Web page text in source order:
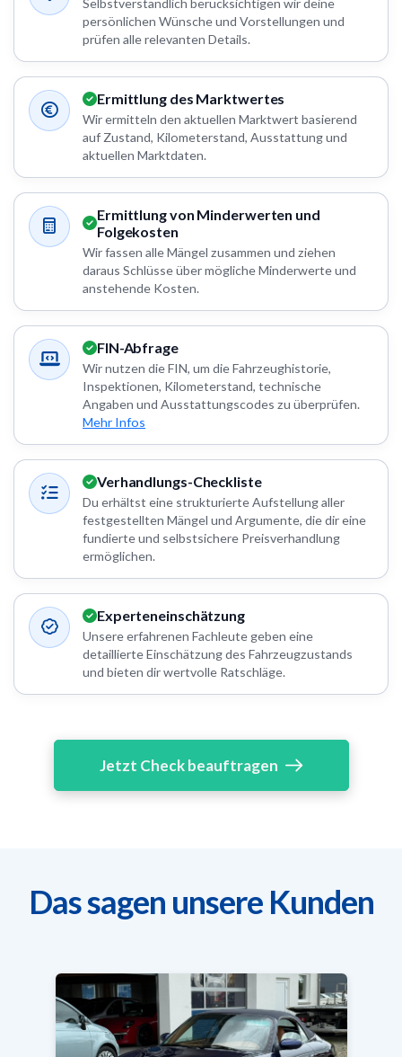
Selbstverständlich berücksichtigen wir deine
persönlichen Wünsche und Vorstellungen und
prüfen alle relevanten Details.
Ermittlung des Marktwertes
Wir ermitteln den aktuellen Marktwert basierend
auf Zustand, Kilometerstand, Ausstattung und
aktuellen Marktdaten.
Ermittlung von Minderwerten und
Folgekosten
Wir fassen alle Mängel zusammen und ziehen
daraus Schlüsse über mögliche Minderwerte und
anstehende Kosten.
FIN-Abfrage
Wir nutzen die FIN, um die Fahrzeughistorie,
Inspektionen, Kilometerstand, technische
Angaben und Ausstattungscodes zu überprüfen.
Mehr Infos
Verhandlungs-Checkliste
Du erhältst eine strukturierte Aufstellung aller
festgestellten Mängel und Argumente, die dir eine
fundierte und selbstsichere Preisverhandlung
ermöglichen.
Experteneinschätzung
Unsere erfahrenen Fachleute geben eine
detaillierte Einschätzung des Fahrzeugzustands
und bieten dir wertvolle Ratschläge.
Jetzt Check beauftragen
Das sagen unsere Kunden